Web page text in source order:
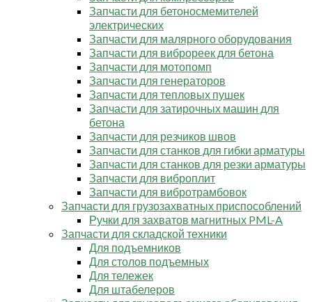
Запчасти для бетоносмемителей
электрических
Запчасти для малярного оборудования
Запчасти для виброреек для бетона
Запчасти для мотопомп
Запчасти для генераторов
Запчасти для тепловых пушек
Запчасти для затирочных машин для
бетона
Запчасти для резчиков швов
Запчасти для станков для гибки арматуры
Запчасти для станков для резки арматуры
Запчасти для виброплит
Запчасти для вибротрамбовок
Запчасти для грузозахватных приспособлений
Ручки для захватов магнитных PML-A
Запчасти для складской техники
Для подъемников
Для столов подъемных
Для тележек
Для штабелеров